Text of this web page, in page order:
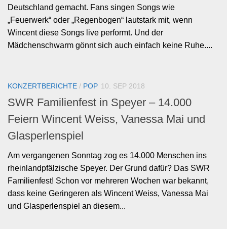
Deutschland gemacht. Fans singen Songs wie
„Feuerwerk“ oder „Regenbogen“ lautstark mit, wenn
Wincent diese Songs live performt. Und der
Mädchenschwarm gönnt sich auch einfach keine Ruhe....
KONZERTBERICHTE / POP 10. SEP 2018
SWR Familienfest in Speyer – 14.000
Feiern Wincent Weiss, Vanessa Mai und
Glasperlenspiel
Am vergangenen Sonntag zog es 14.000 Menschen ins
rheinlandpfälzische Speyer. Der Grund dafür? Das SWR
Familienfest! Schon vor mehreren Wochen war bekannt,
dass keine Geringeren als Wincent Weiss, Vanessa Mai
und Glasperlenspiel an diesem...